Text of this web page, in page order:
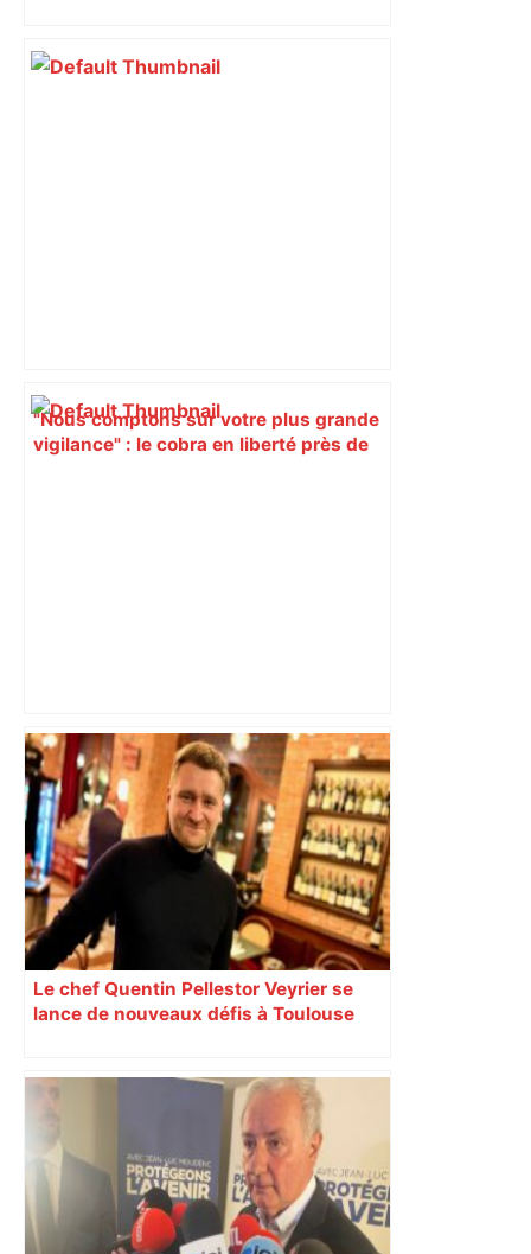
"Nous comptons sur votre plus grande
vigilance" : le cobra en liberté près de
Un événement totalement inédit avec la
Marine nationale va se produire sur le
canal du Midi au départ de Toulouse –
Actu.fr
Le chef Quentin Pellestor Veyrier se
lance de nouveaux défis à Toulouse